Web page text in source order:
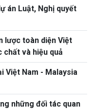
án Luật, Nghị quyết
lược toàn diện Việt
chất và hiệu quả
Việt Nam - Malaysia
những đối tác quan